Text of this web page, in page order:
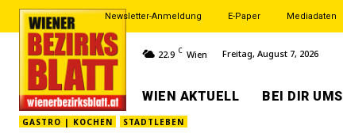
Newsletter-Anmeldung E-Paper Mediadaten
22.9 C Wien Freitag, August 7, 2026
WIEN AKTUELL BEI DIR
GASTRO | KOCHEN STADTLEBEN